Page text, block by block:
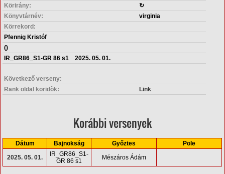
Körirány:
↻
Könyvtárnév:
virginia
Körrekord:
Pfennig Kristóf
()
IR_GR86_S1-GR 86 s1 2025. 05. 01.
Következő verseny:
Rank oldal köridõk:
Link
Korábbi versenyek
Dátum Bajnokság Győztes
Pole
2025. 05. 01.
IR_GR86_S1-
GR 86 s1
Mészáros Ádám